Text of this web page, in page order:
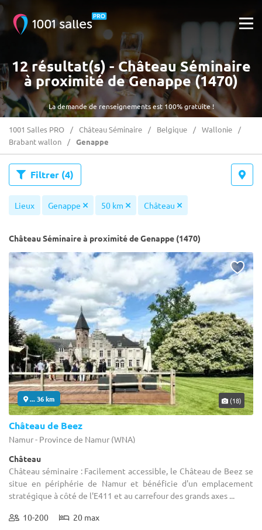
La demande de renseignements est 100% gratuite !
12 résultat(s) - Château Séminaire
à proximité de Genappe (1470)
1001 Salles PRO Château Séminaire Belgique
Wallonie
Brabant wallon
Genappe
Filtrer (4)
Lieux Genappe 50 km Château
Château Séminaire à proximité de Genappe (1470)
... 36 km (18)
Château de Beez
Namur - Province de Namur (WNA)
Château
Château séminaire : Facilement accessible, le Château de Beez se
situe en périphérie de Namur et bénéficie d'un emplacement
stratégique à côté de l'E411 et au carrefour des grands axes ...
10-200 20 max